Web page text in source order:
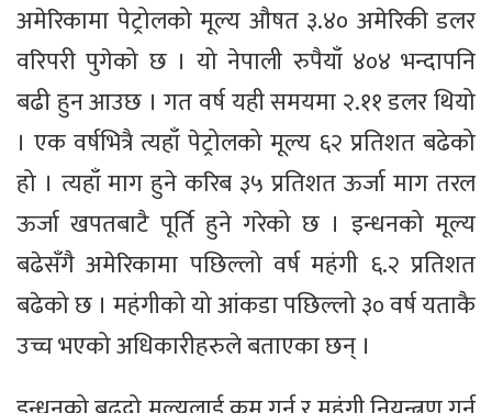
अमेरिकामा पेट्रोलको मूल्य औषत ३.४० अमेरिकी डलर
वरिपरी पुगेको छ । यो नेपाली रुपैयाँ ४०४ भन्दापनि
बढी हुन आउछ । गत वर्ष यही समयमा २.११ डलर थियो
। एक वर्षभित्रै त्यहाँ पेट्रोलको मूल्य ६२ प्रतिशत बढेको
हो । त्यहाँ माग हुने करिब ३५ प्रतिशत ऊर्जा माग तरल
ऊर्जा खपतबाटै पूर्ति हुने गरेको छ । इन्धनको मूल्य
बढेसँगै अमेरिकामा पछिल्लो वर्ष महंगी ६.२ प्रतिशत
बढेको छ । महंगीको यो आंकडा पछिल्लो ३० वर्ष यताकै
उच्च भएको अधिकारीहरुले बताएका छन् ।